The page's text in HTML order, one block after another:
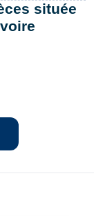
située